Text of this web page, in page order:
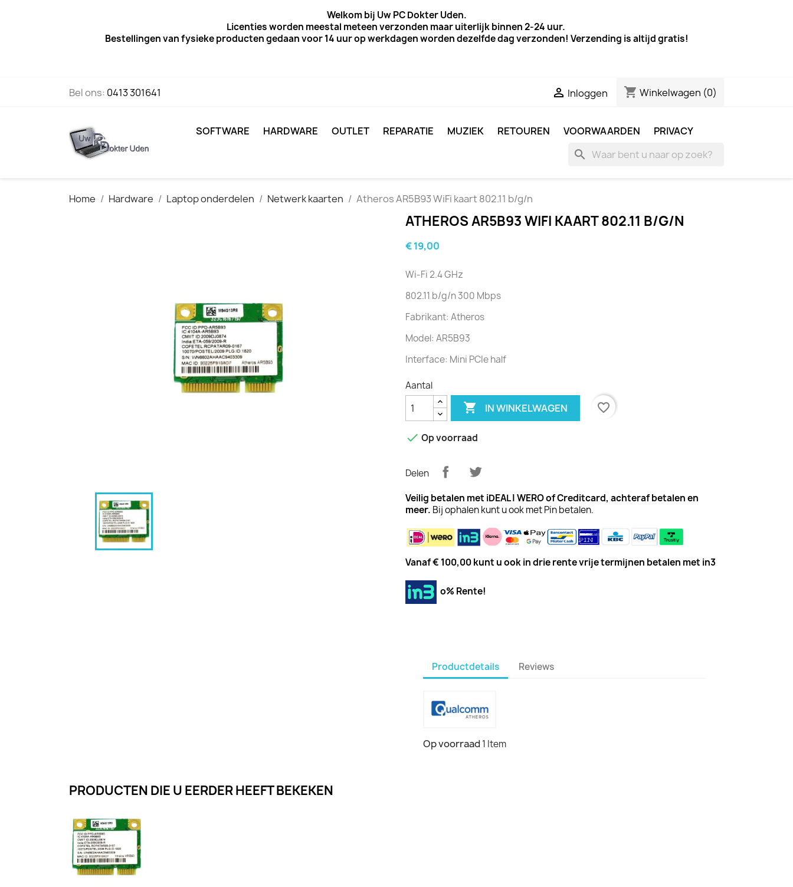
Welkom bij Uw PC Dokter Uden.
Licenties worden meestal meteen verzonden maar uiterlijkbinnen 2-24 uur.
Bestellingen van fysieke producten gedaan voor 14 uur op werkdagen worden dezelfde dag verzonden! Verzending is altijd gratis!
Bel ons: 0413 301641  Inloggen shopping_cart Winkelwagen (0)
SOFTWARE HARDWARE OUTLET REPARATIE MUZIEK RETOUREN VOORWAARDEN PRIVACY
search
Home Hardware Laptop onderdelen Netwerk kaarten Atheros AR5B93 WiFi kaart 802.11 b/g/n
ATHEROS AR5B93 WIFI KAART 802.11 B/G/N
€ 19,00
Wi-Fi 2.4 GHz
802.11 b/g/n 300 Mbps
Fabrikant: Atheros
Model: AR5B93
Interface: Mini PCIe half
Aantal
 IN WINKELWAGEN favorite_border
 Op voorraad
Delen
Veilig betalen met iDEAL | WERO of Creditcard, achteraf betalenen
meer. Bij ophalen kunt u ook met Pin betalen.
Vanaf € 100,00 kunt u ook in drie rente vrije termijnen betalen met in3
o% Rente!
Productdetails Reviews
Op voorraad 1 Item
PRODUCTEN DIE U EERDER HEEFT BEKEKEN